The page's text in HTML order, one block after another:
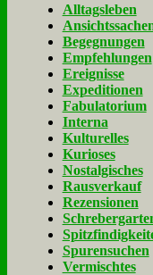
Alltagsleben
Begegnungen
Empfehlungen
Ereignisse
Expeditionen
Fabulatorium
Interna
Kulturelles
Kurioses
Nostalgisches
Rausverkauf
Rezensionen
Spurensuchen
Vermischtes